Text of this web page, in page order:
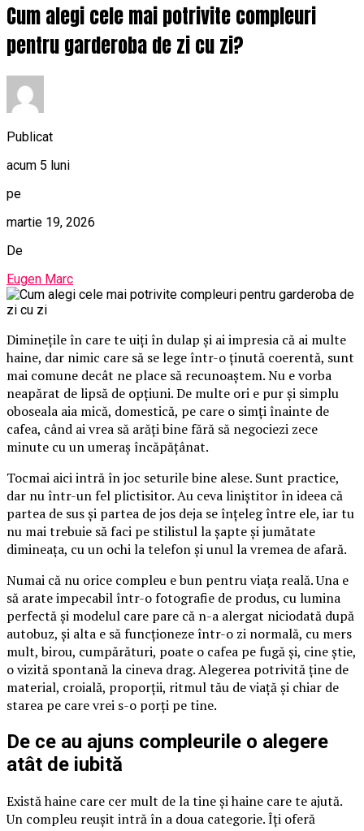
Cum alegi cele mai potrivite compleuri
pentru garderoba de zi cu zi?
Publicat
acum 5 luni
pe
martie 19, 2026
De
Eugen Marc
Diminețile în care te uiți în dulap și ai impresia că ai multe
haine, dar nimic care să se lege într-o ținută coerentă, sunt
mai comune decât ne place să recunoaștem. Nu e vorba
neapărat de lipsă de opțiuni. De multe ori e pur și simplu
oboseala aia mică, domestică, pe care o simți înainte de
cafea, când ai vrea să arăți bine fără să negociezi zece
minute cu un umeraș încăpățânat.
Tocmai aici intră în joc seturile bine alese. Sunt practice,
dar nu într-un fel plictisitor. Au ceva liniștitor în ideea că
partea de sus și partea de jos deja se înțeleg între ele, iar tu
nu mai trebuie să faci pe stilistul la șapte și jumătate
dimineața, cu un ochi la telefon și unul la vremea de afară.
Numai că nu orice compleu e bun pentru viața reală. Una e
să arate impecabil într-o fotografie de produs, cu lumina
perfectă și modelul care pare că n-a alergat niciodată după
autobuz, și alta e să funcționeze într-o zi normală, cu mers
mult, birou, cumpărături, poate o cafea pe fugă și, cine știe,
o vizită spontană la cineva drag. Alegerea potrivită ține de
material, croială, proporții, ritmul tău de viață și chiar de
starea pe care vrei s-o porți pe tine.
De ce au ajuns compleurile o alegere
atât de iubită
Există haine care cer mult de la tine și haine care te ajută.
Un compleu reușit intră în a doua categorie. Îți oferă